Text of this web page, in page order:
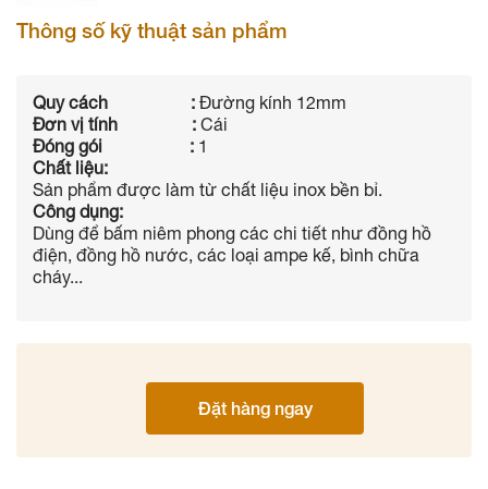
Thông số kỹ thuật sản phẩm
Quy cách : Đường kính 12mm
Đơn vị tính : Cái
Đóng gói : 1
Chất liệu:
Sản phẩm được làm từ chất liệu inox bền bỉ.
Công dụng:
Dùng để bấm niêm phong các chi tiết như đồng hồ
điện, đồng hồ nước, các loại ampe kế, bình chữa
cháy...
Đặt hàng ngay